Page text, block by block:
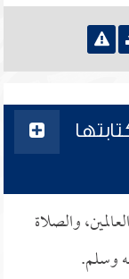
والصلاة
وسلم.